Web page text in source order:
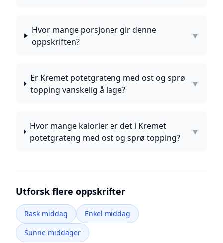
Hvor mange porsjoner gir denne
oppskriften?
▼
Er Kremet potetgrateng med ost og sprø
topping vanskelig å lage?
▼
Hvor mange kalorier er det i Kremet
potetgrateng med ost og sprø topping?
▼
Utforsk flere oppskrifter
Rask middag
Enkel middag
Sunne middager